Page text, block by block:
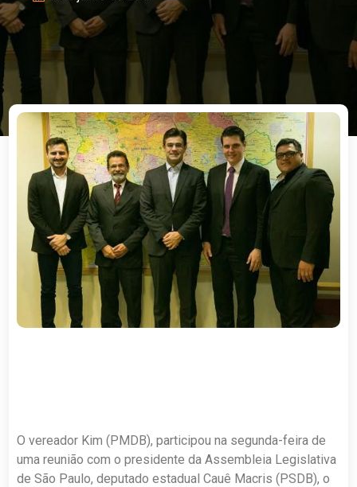
O vereador Kim (PMDB), participou na segunda-feira de
uma reunião com o presidente da Assembleia Legislativa
de São Paulo, deputado estadual Cauê Macris (PSDB), o